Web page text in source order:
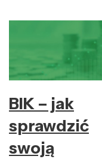
BIK – jak
sprawdzić
swoją